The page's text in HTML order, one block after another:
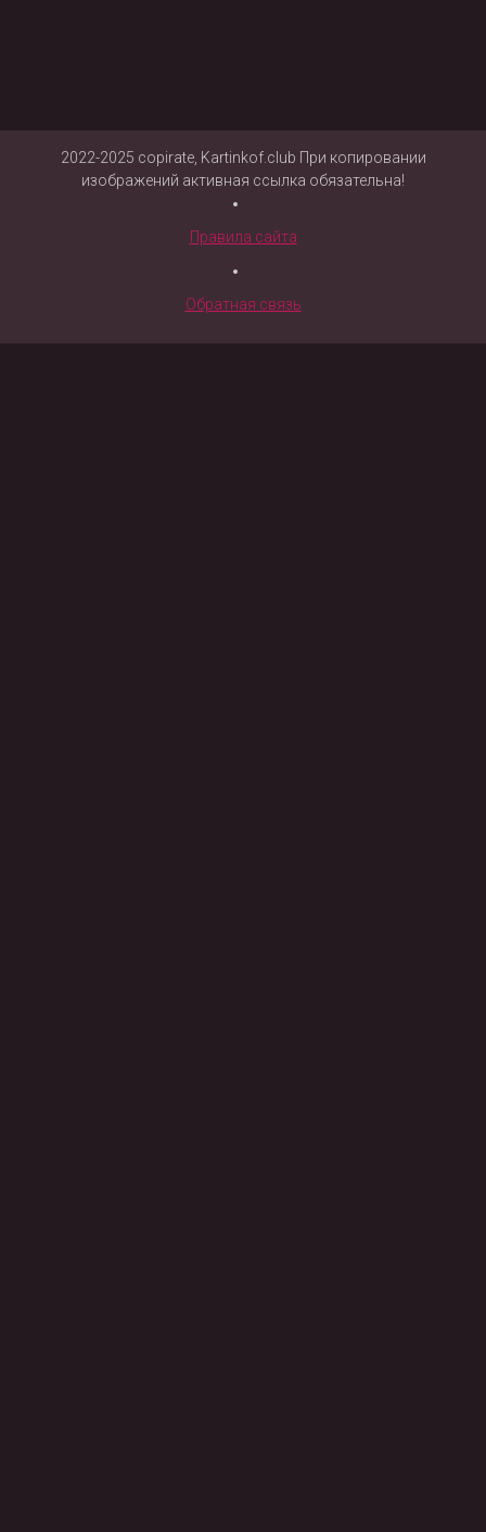
2022-2025 copirate, Kartinkof.club При копировании
изображений активная ссылка обязательна!
Правила сайта
Обратная связь